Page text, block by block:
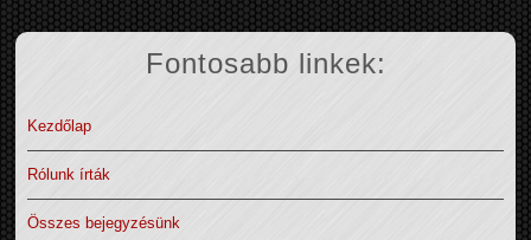
Fontosabb linkek:
Kezdőlap
Rólunk írták
Összes bejegyzésünk